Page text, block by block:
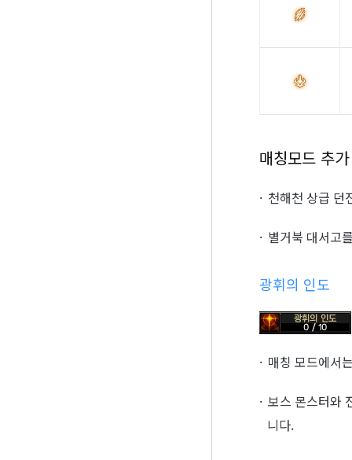
매칭모드 추가
천해천 상급 던
별거북 대서고
광휘의 인도
매칭 모드에서
보스 몬스터와
니다.